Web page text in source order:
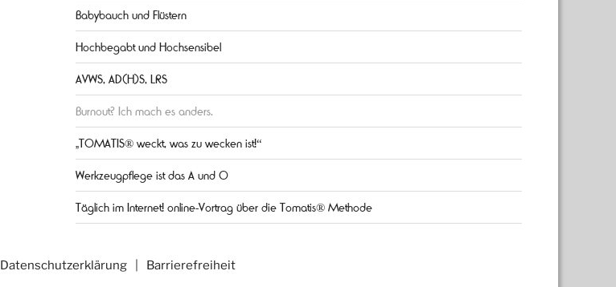
Babybauch und Flüstern
Hochbegabt und Hochsensibel
AVWS, AD(H)S, LRS
Burnout? Ich mach es anders.
„TOMATIS® weckt, was zu wecken ist!“
Werkzeugpflege ist das A und O
Täglich im Internet! online-Vortrag über die Tomatis® Methode
Datenschutzerklärung Barrierefreiheit